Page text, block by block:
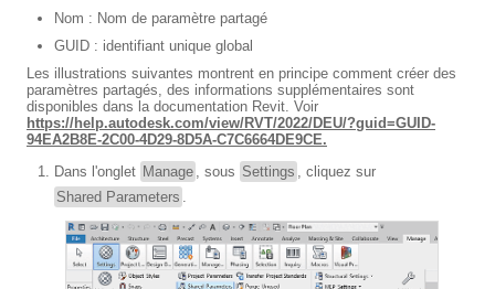
Nom : Nom de paramètre partagé
GUID : identifiant unique global
Les illustrations suivantes montrent en principe comment créer des
paramètres partagés, des informations supplémentaires sont
disponibles dans la documentation Revit. Voir
https://help.autodesk.com/view/RVT/2022/DEU/?guid=GUID-
94EA2B8E-2C00-4D29-8D5A-C7C6664DE9CE.
Dans l'onglet Manage , sous Settings , cliquez sur
Shared Parameters .